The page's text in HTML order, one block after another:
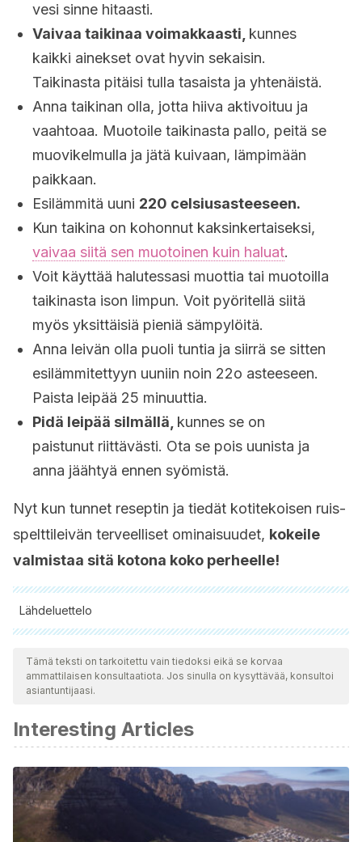
vesi sinne hitaasti.
Vaivaa taikinaa voimakkaasti, kunnes
kaikki ainekset ovat hyvin sekaisin.
Taikinasta pitäisi tulla tasaista ja yhtenäistä.
Anna taikinan olla, jotta hiiva aktivoituu ja
vaahtoaa. Muotoile taikinasta pallo, peitä se
muovikelmulla ja jätä kuivaan, lämpimään
paikkaan.
Esilämmitä uuni 220 celsiusasteeseen.
Kun taikina on kohonnut kaksinkertaiseksi,
vaivaa siitä sen muotoinen kuin haluat.
Voit käyttää halutessasi muottia tai muotoilla
taikinasta ison limpun. Voit pyöritellä siitä
myös yksittäisiä pieniä sämpylöitä.
Anna leivän olla puoli tuntia ja siirrä se sitten
esilämmitettyyn uuniin noin 22o asteeseen.
Paista leipää 25 minuuttia.
Pidä leipää silmällä, kunnes se on
paistunut riittävästi. Ota se pois uunista ja
anna jäähtyä ennen syömistä.
Nyt kun tunnet reseptin ja tiedät kotitekoisen ruis-
spelttileivän terveelliset ominaisuudet, kokeile
valmistaa sitä kotona koko perheelle!
Lähdeluettelo
Kaikki lainatut lähteet tarkistettiin perusteellisesti tiimimme
toimesta varmistaaksemme niiden laadun, luotettavuuden,
ajantasaisuuden ja pätevyyden. Tämän artikkelin bibliografia
Gråsten, S. M., Juntunen, K. S., Poutanen, K. S., Gylling, H.
K., Miettinen, T. A., & Mykkänen, H. M. (2018). Rye Bread
Improves Bowel Function and Decreases the
Concentrations of Some Compounds That Are Putative
Colon Cancer Risk Markers in Middle-Aged Women and
Tämä teksti on tarkoitettu vain tiedoksi eikä se korvaa
ammattilaisen konsultaatiota. Jos sinulla on kysyttävää, konsultoi
asiantuntijaasi.
Interesting Articles